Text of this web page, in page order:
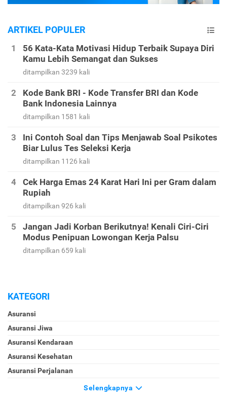
ARTIKEL POPULER
56 Kata-Kata Motivasi Hidup Terbaik Supaya Diri
Kamu Lebih Semangat dan Sukses
ditampilkan 3239 kali
Kode Bank BRI - Kode Transfer BRI dan Kode
Bank Indonesia Lainnya
ditampilkan 1581 kali
Ini Contoh Soal dan Tips Menjawab Soal Psikotes
Biar Lulus Tes Seleksi Kerja
ditampilkan 1126 kali
Cek Harga Emas 24 Karat Hari Ini per Gram dalam
Rupiah
ditampilkan 926 kali
Jangan Jadi Korban Berikutnya! Kenali Ciri-Ciri
Modus Penipuan Lowongan Kerja Palsu
ditampilkan 659 kali
KATEGORI
Asuransi
Asuransi Jiwa
Asuransi Kendaraan
Asuransi Kesehatan
Asuransi Perjalanan
Selengkapnya